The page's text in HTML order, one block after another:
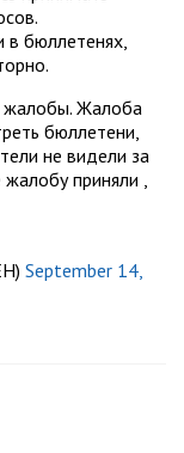
бюллетенях,
жалобы. Жалоба
бюллетени,
не видели за
приняли ,
September 14,